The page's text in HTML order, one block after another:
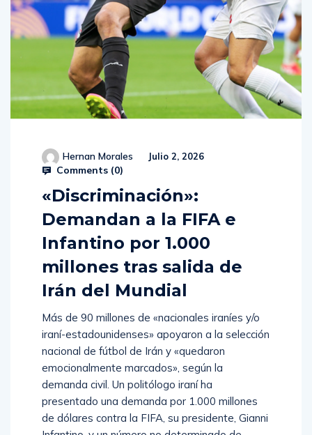
Hernan Morales Julio 2, 2026
Comments (0)
«Discriminación»:
Demandan a la FIFA e
Infantino por 1.000
millones tras salida de
Irán del Mundial
Más de 90 millones de «nacionales iraníes y/o
iraní-estadounidenses» apoyaron a la selección
nacional de fútbol de Irán y «quedaron
emocionalmente marcados», según la
demanda civil. Un politólogo iraní ha
presentado una demanda por 1.000 millones
de dólares contra la FIFA, su presidente, Gianni